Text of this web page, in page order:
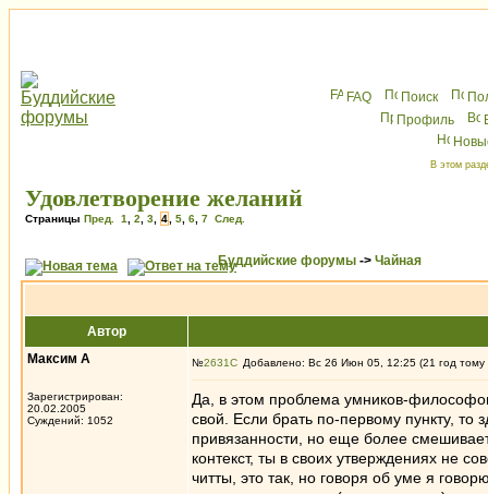
FAQ Поиск
Профиль
В этом
Удовлетворение желаний
Страницы Пред. 1 2 3 4 5 6 7 След.
Буддийские форумы -> Чайная
Автор
Максим А
Зарегистрирован:
20.02.2005
Суждений: 1052
№2631 Добавлено: Вс 26 Июн 05, 12:25 (21 год тому
Да, в этом проблема умников-
свой. Если брать по-первому пункту,
привязанности, но еще более
контекст, ты в своих утверждениях не
читты, это так, но говоря об уме я